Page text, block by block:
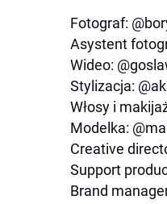
Fotograf:
Asystent
Wideo:
Stylizacja:
Włosy i
Modelka:
Creative
Support
Brand